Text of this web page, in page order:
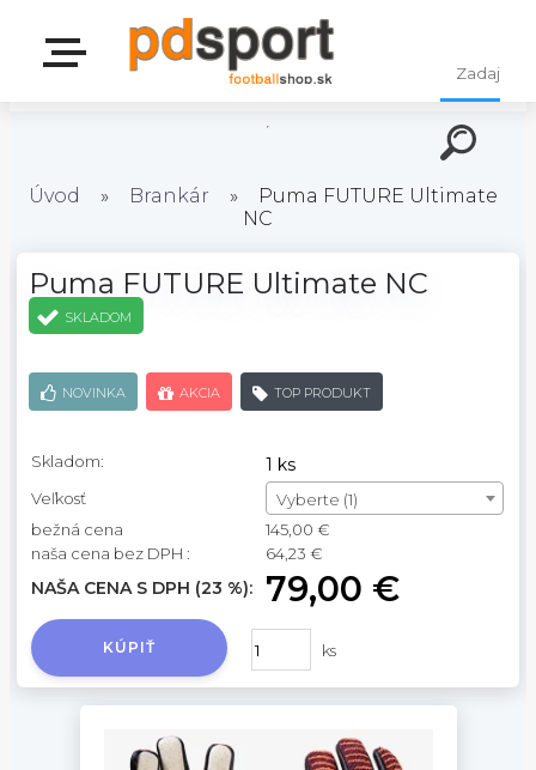
Úvod » Brankár »
Puma FUTURE Ultimate
NC
Puma FUTURE Ultimate NC
SKLADOM
NOVINKA AKCIA TOP PRODUKT
Skladom: 1 ks
Veľkosť
Vyberte (1)
bežná cena
145,00 €
naša cena bez DPH :
64,23 €
NAŠA CENA S DPH (23 %): 79,00 €
ks
KÚPIŤ